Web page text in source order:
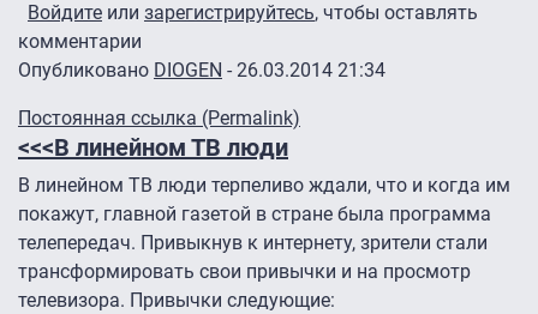
Войдите или зарегистрируйтесь, чтобы оставлять
комментарии
Опубликовано DIOGEN - 26.03.2014 21:34
Постоянная ссылка (Permalink)
<<<В линейном ТВ люди
В линейном ТВ люди терпеливо ждали, что и когда им
покажут, главной газетой в стране была программа
телепередач. Привыкнув к интернету, зрители стали
трансформировать свои привычки и на просмотр
телевизора. Привычки следующие: